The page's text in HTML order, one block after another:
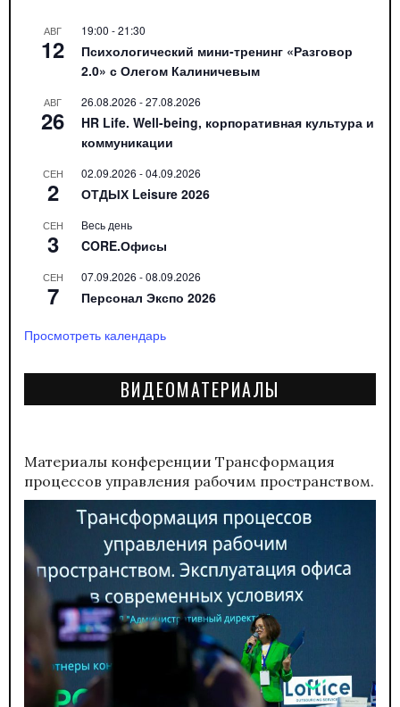
АВГ
12
19:00 -21:30
Психологический мини-тренинг «Разговор
2.0» с Олегом Калиничевым
АВГ
26
26.08.2026 -27.08.2026
HR Life. Well-being, корпоративная культура и
коммуникации
СЕН
2
02.09.2026 -04.09.2026
ОТДЫХ Leisure 2026
СЕН
3
Весь день
CORE.Офисы
СЕН
7
07.09.2026 -08.09.2026
Персонал Экспо 2026
Просмотреть календарь
ВИДЕОМАТЕРИАЛЫ
Материалы конференции Трансформация
процессов управления рабочим пространством.